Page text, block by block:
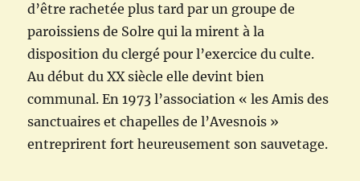
d’être rachetée plus tard par un groupe de
paroissiens de Solre qui la mirent à la
disposition du clergé pour l’exercice du culte.
Au début du XX siècle elle devint bien
communal. En 1973 l’association « les Amis des
sanctuaires et chapelles de l’Avesnois »
entreprirent fort heureusement son sauvetage.